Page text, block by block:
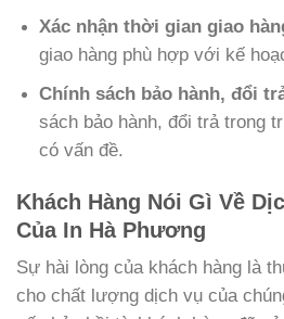
Xác nhận thời gian giao
giao hàng phù hợp với kế
Chính sách bảo hành, đổi
sách bảo hành, đổi trả trong
có vấn đề.
Khách Hàng Nói Gì Về
Của In Hà Phương
Sự hài lòng của khách hàng là
cho chất lượng dịch vụ của